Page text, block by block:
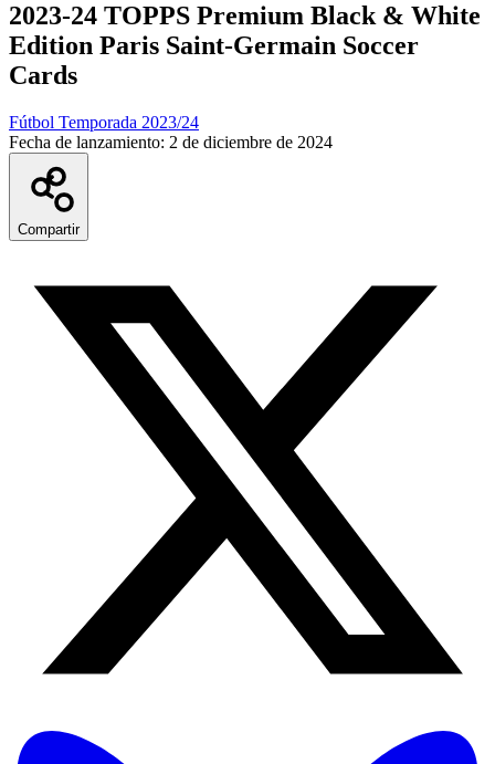
2023-24 TOPPS Premium Black & White
Edition Paris Saint-Germain Soccer
Cards
Fútbol Temporada 2023/24
Fecha de lanzamiento: 2 de diciembre de 2024
Compartir